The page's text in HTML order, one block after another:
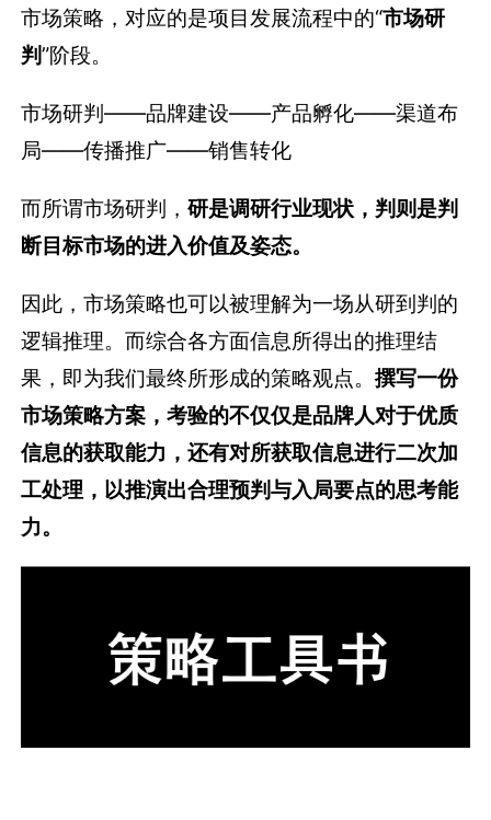
市场策略，对应的是项目发展流程中的“市场研
判”阶段。
市场研判——品牌建设——产品孵化——渠道布
局——传播推广——销售转化
而所谓市场研判，研是调研行业现状，判则是判
断目标市场的进入价值及姿态。
因此，市场策略也可以被理解为一场从研到判的
逻辑推理。而综合各方面信息所得出的推理结
果，即为我们最终所形成的策略观点。撰写一份
市场策略方案，考验的不仅仅是品牌人对于优质
信息的获取能力，还有对所获取信息进行二次加
工处理，以推演出合理预判与入局要点的思考能
力。